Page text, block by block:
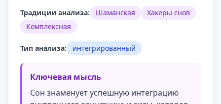
Традиции анализа: Шаманская
Хакеры снов
Комплексная
Тип анализа: интегрированный
Ключевая мысль
Сон знаменует успешную интеграцию